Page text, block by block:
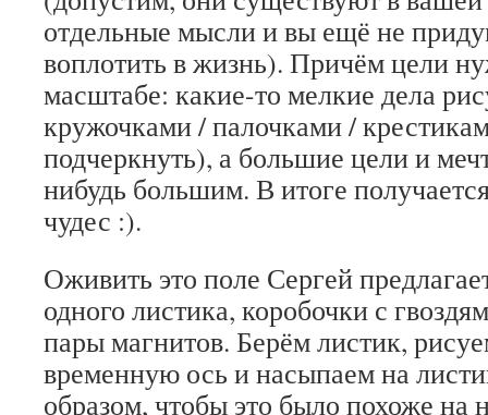
отдельные мысли и вы ещё не
воплотить в жизнь). Причём цели
масштабе: какие-то мелкие дела
кружочками / палочками /
подчеркнуть), а большие цели и
нибудь большим. В итоге
чудес :).
Оживить это поле Сергей
одного листика, коробочки с
пары магнитов. Берём листик,
временную ось и насыпаем на
образом, чтобы это было похоже на